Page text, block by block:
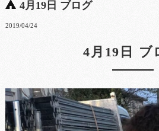
4月19日 ブログ
2019/04/24
4月19日 ブ